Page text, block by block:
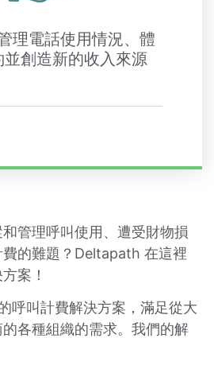
理電話使用情況、體
創造新的收入來源
管理呼叫使用、遭受財物損
的難題？Deltapath 在這裡
案！
呼叫計費解決方案，滿足從大
各種組織的需求。我們的解